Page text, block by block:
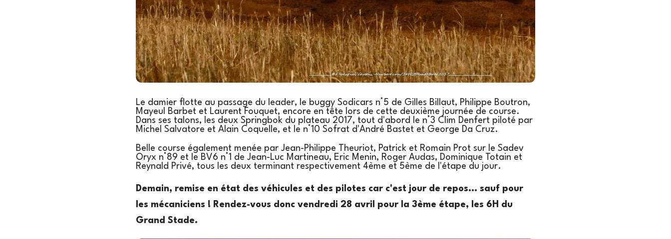
Le damier flotte au passage du leader, le buggy Sodicars n°5 de Gilles Billaut, Philippe Boutron,
Mayeul Barbet et Laurent Fouquet, encore en tête lors de cette deuxième journée de course.
Dans ses talons, les deux Springbok du plateau 2017, tout d'abord le n°3 Clim Denfert piloté par
Michel Salvatore et Alain Coquelle, et le n°10 Sofrat d'André Bastet et George Da Cruz.
Belle course également menée par Jean-Philippe Theuriot, Patrick et Romain Prot sur le Sadev
Oryx n°89 et le BV6 n°1 de Jean-Luc Martineau, Eric Menin, Roger Audas, Dominique Totain et
Reynald Privé, tous les deux terminant respectivement 4ème et 5ème de l'étape du jour.
Demain, remise en état des véhicules et des pilotes car c'est jour de repos... sauf pour
les mécaniciens ! Rendez-vous donc vendredi 28 avril pour la 3ème étape, les 6H du
Grand Stade.